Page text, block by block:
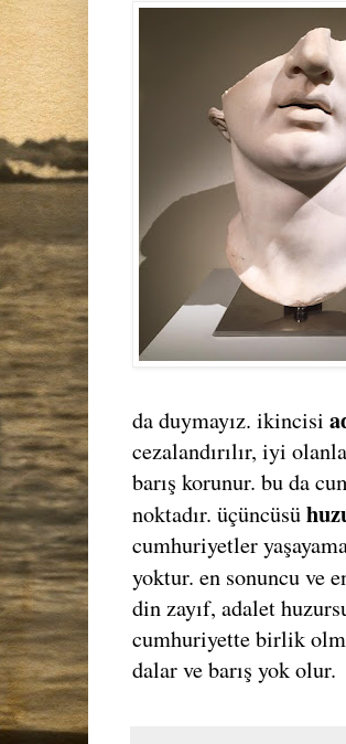
da duymayız. ikincisi
cezalandırılır, iyi
barış korunur. bu da
noktadır. üçüncüsü
cumhuriyetler
yoktur. en sonuncu ve
din zayıf, adalet
cumhuriyette birlik
dalar ve barış yok olur.